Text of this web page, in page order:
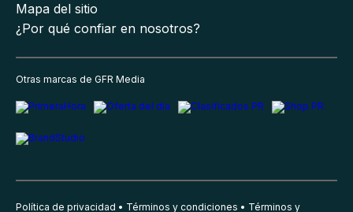
Mapa del sitio
¿Por qué confiar en nosotros?
Otras marcas de GFR Media
Política de privacidad Términos y condiciones Términos y